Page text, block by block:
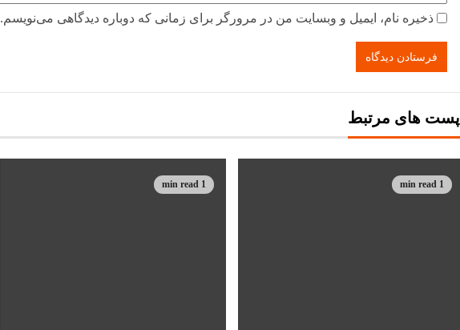
ذخیره نام، ایمیل و وبسایت من در مرورگر برای زمانی که دوباره دیدگاهی می‌نویسم.
پست های مرتبط
1 min read
1 min read